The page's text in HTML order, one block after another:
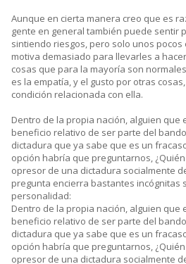
Aunque en cierta manera creo que es
gente en general también puede sentir
sintiendo riesgos, pero solo unos
motiva demasiado para llevarles a
cosas que para la mayoría son
es la empatía, y el gusto por otras
condición relacionada con ella.
Dentro de la propia nación, alguien que
beneficio relativo de ser parte del
dictadura que ya sabe que es un
opción habría que preguntarnos,
opresor de una dictadura socialmente
pregunta encierra bastantes incógnitas
personalidad:
Dentro de la propia nación, alguien que
beneficio relativo de ser parte del
dictadura que ya sabe que es un
opción habría que preguntarnos,
opresor de una dictadura socialmente